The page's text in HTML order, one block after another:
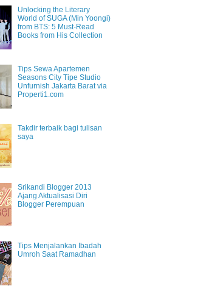
Unlocking the Literary
World of SUGA (Min Yoongi)
from BTS: 5 Must-Read
Books from His Collection
Tips Sewa Apartemen
Seasons City Tipe Studio
Unfurnish Jakarta Barat via
Properti1.com
Takdir terbaik bagi tulisan
saya
Srikandi Blogger 2013
Ajang Aktualisasi Diri
Blogger Perempuan
Tips Menjalankan Ibadah
Umroh Saat Ramadhan